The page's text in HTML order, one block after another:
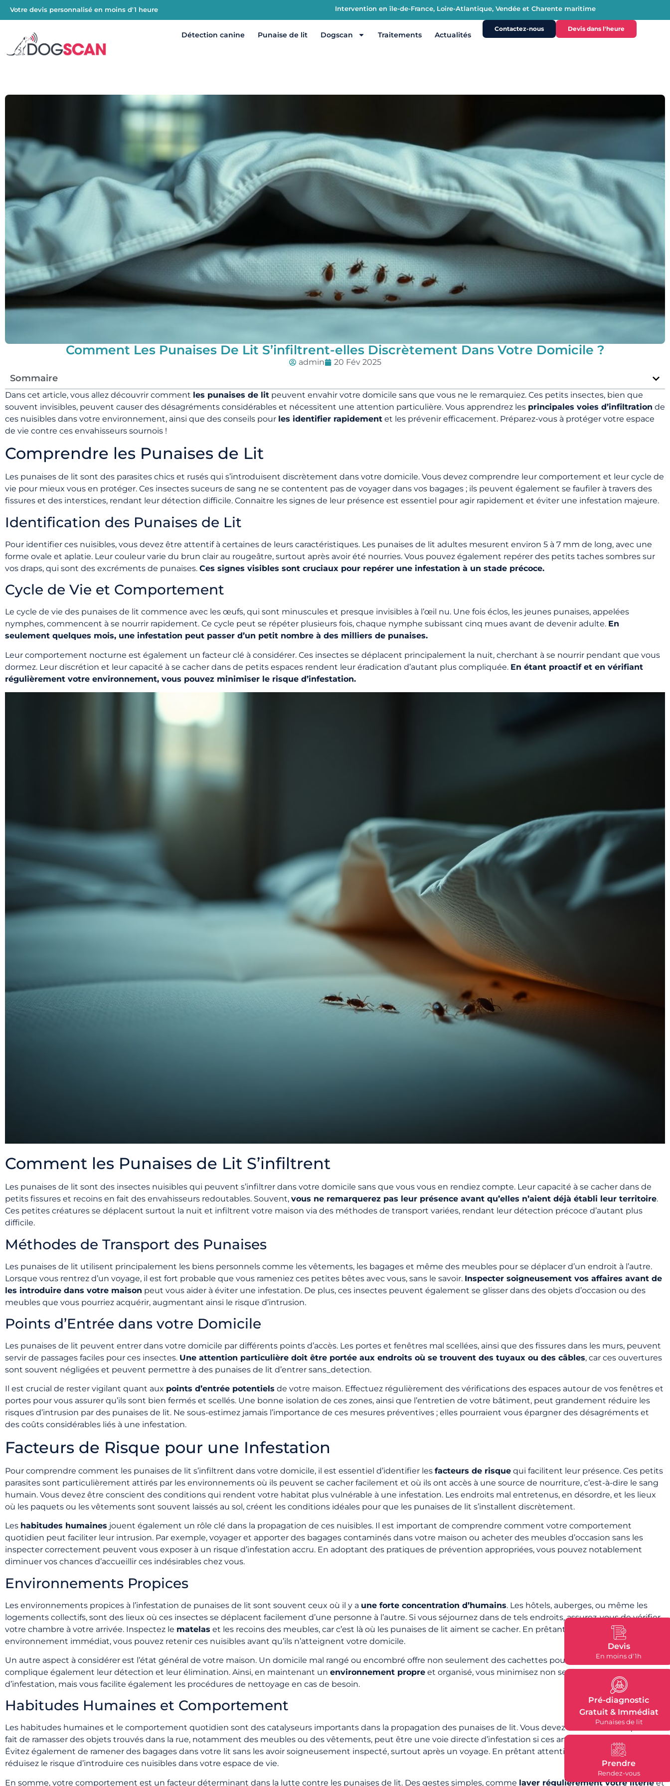
Votre devis personnalisé en moins d'1 heure Intervention en île-de-France, Loire-Atlantique, Vendée et Charente maritime
Détection canine Punaise de lit Dogscan Traitements Actualités
Contactez-nous Devis dans l'heure
Devis
En moins d'1h
Pré-diagnostic
Gratuit & Immédiat
Punaises de lit
Prendre
Rendez-vous
Comment Les Punaises De Lit S’infiltrent-elles Discrètement Dans Votre Domicile ?
admin 20 Fév 2025
Sommaire
Dans cet article, vous allez découvrir comment les punaises de lit peuvent envahir votre domicile sans que vous ne le remarquiez. Ces petits insectes, bien que
souvent invisibles, peuvent causer des désagréments considérables et nécessitent une attention particulière. Vous apprendrez les principales voies d’infiltration de
ces nuisibles dans votre environnement, ainsi que des conseils pour les identifier rapidement et les prévenir efficacement. Préparez-vous à protéger votre espace
de vie contre ces envahisseurs sournois !
Comprendre les Punaises de Lit
Les punaises de lit sont des parasites chics et rusés qui s’introduisent discrètement dans votre domicile. Vous devez comprendre leur comportement et leur cycle de
vie pour mieux vous en protéger. Ces insectes suceurs de sang ne se contentent pas de voyager dans vos bagages ; ils peuvent également se faufiler à travers des
fissures et des interstices, rendant leur détection difficile. Connaitre les signes de leur présence est essentiel pour agir rapidement et éviter une infestation majeure.
Identification des Punaises de Lit
Pour identifier ces nuisibles, vous devez être attentif à certaines de leurs caractéristiques. Les punaises de lit adultes mesurent environ 5 à 7 mm de long, avec une
forme ovale et aplatie. Leur couleur varie du brun clair au rougeâtre, surtout après avoir été nourries. Vous pouvez également repérer des petits taches sombres sur
vos draps, qui sont des excréments de punaises. Ces signes visibles sont cruciaux pour repérer une infestation à un stade précoce.
Cycle de Vie et Comportement
Le cycle de vie des punaises de lit commence avec les œufs, qui sont minuscules et presque invisibles à l’œil nu. Une fois éclos, les jeunes punaises, appelées
nymphes, commencent à se nourrir rapidement. Ce cycle peut se répéter plusieurs fois, chaque nymphe subissant cinq mues avant de devenir adulte. En
seulement quelques mois, une infestation peut passer d’un petit nombre à des milliers de punaises.
Leur comportement nocturne est également un facteur clé à considérer. Ces insectes se déplacent principalement la nuit, cherchant à se nourrir pendant que vous
dormez. Leur discrétion et leur capacité à se cacher dans de petits espaces rendent leur éradication d’autant plus compliquée. En étant proactif et en vérifiant
régulièrement votre environnement, vous pouvez minimiser le risque d’infestation.
Comment les Punaises de Lit S’infiltrent
Les punaises de lit sont des insectes nuisibles qui peuvent s’infiltrer dans votre domicile sans que vous vous en rendiez compte. Leur capacité à se cacher dans de
petits fissures et recoins en fait des envahisseurs redoutables. Souvent, vous ne remarquerez pas leur présence avant qu’elles n’aient déjà établi leur territoire.
Ces petites créatures se déplacent surtout la nuit et infiltrent votre maison via des méthodes de transport variées, rendant leur détection précoce d’autant plus
difficile.
Méthodes de Transport des Punaises
Les punaises de lit utilisent principalement les biens personnels comme les vêtements, les bagages et même des meubles pour se déplacer d’un endroit à l’autre.
Lorsque vous rentrez d’un voyage, il est fort probable que vous rameniez ces petites bêtes avec vous, sans le savoir. Inspecter soigneusement vos affaires avant de
les introduire dans votre maison peut vous aider à éviter une infestation. De plus, ces insectes peuvent également se glisser dans des objets d’occasion ou des
meubles que vous pourriez acquérir, augmentant ainsi le risque d’intrusion.
Points d’Entrée dans votre Domicile
Les punaises de lit peuvent entrer dans votre domicile par différents points d’accès. Les portes et fenêtres mal scellées, ainsi que des fissures dans les murs, peuvent
servir de passages faciles pour ces insectes. Une attention particulière doit être portée aux endroits où se trouvent des tuyaux ou des câbles, car ces ouvertures
sont souvent négligées et peuvent permettre à des punaises de lit d’entrer sans_detection.
Il est crucial de rester vigilant quant aux points d’entrée potentiels de votre maison. Effectuez régulièrement des vérifications des espaces autour de vos fenêtres et
portes pour vous assurer qu’ils sont bien fermés et scellés. Une bonne isolation de ces zones, ainsi que l’entretien de votre bâtiment, peut grandement réduire les
risques d’intrusion par des punaises de lit. Ne sous-estimez jamais l’importance de ces mesures préventives ; elles pourraient vous épargner des désagréments et
des coûts considérables liés à une infestation.
Facteurs de Risque pour une Infestation
Pour comprendre comment les punaises de lit s’infiltrent dans votre domicile, il est essentiel d’identifier les facteurs de risque qui facilitent leur présence. Ces petits
parasites sont particulièrement attirés par les environnements où ils peuvent se cacher facilement et où ils ont accès à une source de nourriture, c’est-à-dire le sang
humain. Vous devez être conscient des conditions qui rendent votre habitat plus vulnérable à une infestation. Les endroits mal entretenus, en désordre, et les lieux
où les paquets ou les vêtements sont souvent laissés au sol, créent les conditions idéales pour que les punaises de lit s’installent discrètement.
Les habitudes humaines jouent également un rôle clé dans la propagation de ces nuisibles. Il est important de comprendre comment votre comportement
quotidien peut faciliter leur intrusion. Par exemple, voyager et apporter des bagages contaminés dans votre maison ou acheter des meubles d’occasion sans les
inspecter correctement peuvent vous exposer à un risque d’infestation accru. En adoptant des pratiques de prévention appropriées, vous pouvez notablement
diminuer vos chances d’accueillir ces indésirables chez vous.
Environnements Propices
Les environnements propices à l’infestation de punaises de lit sont souvent ceux où il y a une forte concentration d’humains. Les hôtels, auberges, ou même les
logements collectifs, sont des lieux où ces insectes se déplacent facilement d’une personne à l’autre. Si vous séjournez dans de tels endroits, assurez-vous de vérifier
votre chambre à votre arrivée. Inspectez le matelas et les recoins des meubles, car c’est là où les punaises de lit aiment se cacher. En prêtant attention à votre
environnement immédiat, vous pouvez retenir ces nuisibles avant qu’ils n’atteignent votre domicile.
Un autre aspect à considérer est l’état général de votre maison. Un domicile mal rangé ou encombré offre non seulement des cachettes pour les punaises, mais
complique également leur détection et leur élimination. Ainsi, en maintenant un environnement propre et organisé, vous minimisez non seulement le risque
d’infestation, mais vous facilite également les procédures de nettoyage en cas de besoin.
Habitudes Humaines et Comportement
Les habitudes humaines et le comportement quotidien sont des catalyseurs importants dans la propagation des punaises de lit. Vous devez être conscient que le
fait de ramasser des objets trouvés dans la rue, notamment des meubles ou des vêtements, peut être une voie directe d’infestation si ces articles sont contaminés.
Évitez également de ramener des bagages dans votre lit sans les avoir soigneusement inspecté, surtout après un voyage. En prêtant attention à ces détails, vous
réduisez le risque d’introduire ces nuisibles dans votre espace de vie.
En somme, votre comportement est un facteur déterminant dans la lutte contre les punaises de lit. Des gestes simples, comme laver régulièrement votre literieet